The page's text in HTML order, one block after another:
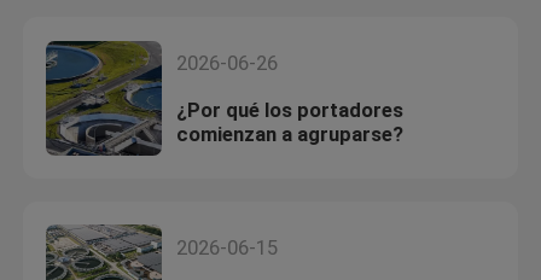
2026-06-26
¿Por qué los portadores
comienzan a agruparse?
2026-06-15